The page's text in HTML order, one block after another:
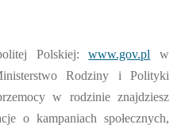
Polskiej:www.gov.pl w
Rodziny i Polityki
w rodzinie znajdziesz
o kampaniach społecznych,